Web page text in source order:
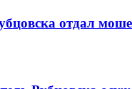
отдал